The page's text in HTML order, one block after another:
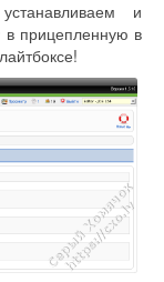
и
в прицепленную в